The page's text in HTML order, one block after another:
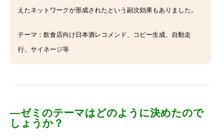
えたネットワークが形成されたという副次効果もありました。
テーマ：飲食店向け日本酒レコメンド、コピー生成、自動走
行、サイネージ等
―ゼミのテーマはどのように決めたので
しょうか？